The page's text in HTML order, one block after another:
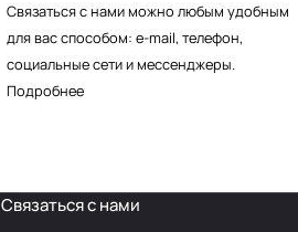
Связаться с нами можно любым удобным
для вас способом: e-mail, телефон,
социальные сети и мессенджеры.
Подробнее
Связаться с нами